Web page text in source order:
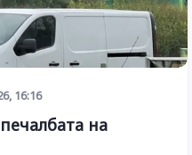
16:16
на